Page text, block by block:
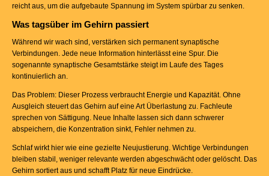
reicht aus, um die aufgebaute Spannung im System spürbar zu senken.
Was tagsüber im Gehirn passiert
Während wir wach sind, verstärken sich permanent synaptische
Verbindungen. Jede neue Information hinterlässt eine Spur. Die
sogenannte synaptische Gesamtstärke steigt im Laufe des Tages
kontinuierlich an.
Das Problem: Dieser Prozess verbraucht Energie und Kapazität. Ohne
Ausgleich steuert das Gehirn auf eine Art Überlastung zu. Fachleute
sprechen von Sättigung. Neue Inhalte lassen sich dann schwerer
abspeichern, die Konzentration sinkt, Fehler nehmen zu.
Schlaf wirkt hier wie eine gezielte Neujustierung. Wichtige Verbindungen
bleiben stabil, weniger relevante werden abgeschwächt oder gelöscht. Das
Gehirn sortiert aus und schafft Platz für neue Eindrücke.